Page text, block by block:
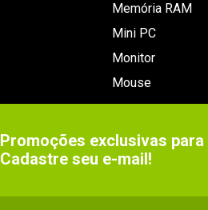
Memória RAM
Mini PC
Monitor
Mouse
Promoções exclusivas
Cadastre seu e-mail!